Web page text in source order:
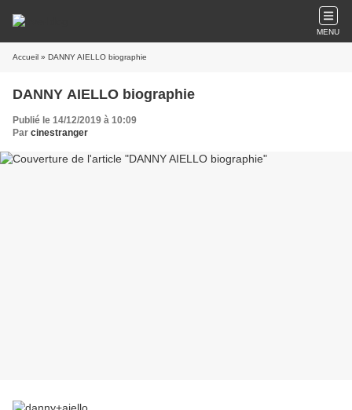
MENU
Accueil » DANNY AIELLO biographie
DANNY AIELLO biographie
Publié le 14/12/2019 à 10:09
Par cinestranger